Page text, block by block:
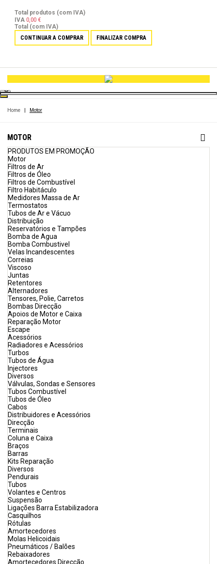
Total produtos (com IVA)
IVA 0,00 €
Total (com IVA)
CONTINUAR A COMPRAR
FINALIZAR COMPRA
Home Motor
MOTOR
PRODUTOS EM PROMOÇÃO
Motor
Filtros de Ar
Filtros de Óleo
Filtros de Combustível
Filtro Habitáculo
Medidores Massa de Ar
Termostatos
Tubos de Ar e Vácuo
Distribuição
Reservatórios e Tampões
Bomba de Agua
Bomba Combustivel
Velas Incandescentes
Correias
Viscoso
Juntas
Retentores
Alternadores
Tensores, Polie, Carretos
Bombas Direcção
Apoios de Motor e Caixa
Reparação Motor
Escape
Acessórios
Radiadores e Acessórios
Turbos
Tubos de Água
Injectores
Diversos
Válvulas, Sondas e Sensores
Tubos Combustível
Tubos de Óleo
Cabos
Distribuidores e Acessórios
Direcção
Terminais
Coluna e Caixa
Braços
Barras
Kits Reparação
Diversos
Pendurais
Tubos
Volantes e Centros
Suspensão
Ligações Barra Estabilizadora
Casquilhos
Rótulas
Amortecedores
Molas Helicoidais
Pneumáticos / Balões
Rebaixadores
Amortecedores Direcção